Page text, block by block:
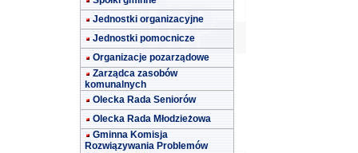
Jednostki organizacyjne
Jednostki pomocnicze
Organizacje pozarządowe
Zarządca zasobów
komunalnych
Olecka Rada Seniorów
Olecka Rada Młodzieżowa
Gminna Komisja
Rozwiązywania Problemów